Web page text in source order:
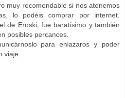
muy recomendable si nos atenemos
lo podéis comprar por internet.
de Eroski, fue baratísimo y también
posibles percances.
para enlazaros y poder
viaje.